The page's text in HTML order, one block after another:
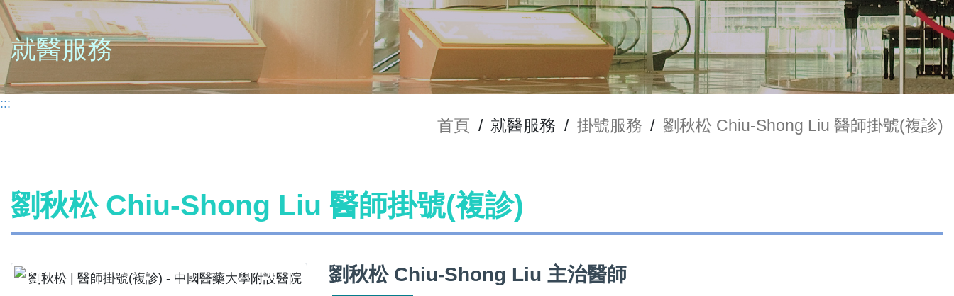
就醫服務
:::
首頁 / 就醫服務 / 掛號服務 / 劉秋松 Chiu-Shong Liu 醫師掛號(複診)
劉秋松 Chiu-Shong Liu 醫師掛號(複診)
劉秋松 Chiu-Shong Liu 主治醫師